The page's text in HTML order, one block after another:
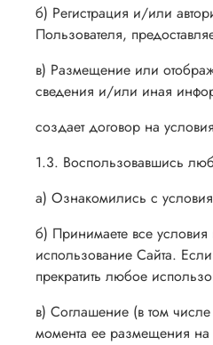
б) Регистрация и/или
Пользователя,
в) Размещение или
сведения и/или иная
создает договор на
1.3. Воспользовавшись
а) Ознакомились с
б) Принимаете все
использование Сайта.
прекратить любое
в) Соглашение (в том
момента ее размещения